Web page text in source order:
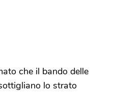
che il bando delle
lo strato